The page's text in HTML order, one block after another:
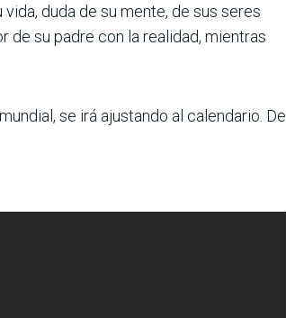
duda de su mente, de sus seres
de su padre con la realidad, mientras
se irá ajustando al calendario. De